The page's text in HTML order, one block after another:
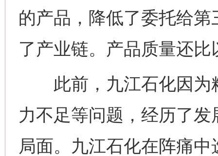
的产品，降低了委托给
了产业链。产品质量还
此前，九江石化因为
力不足等问题，经历了发
局面。九江石化在阵痛
网上购药对药下症？